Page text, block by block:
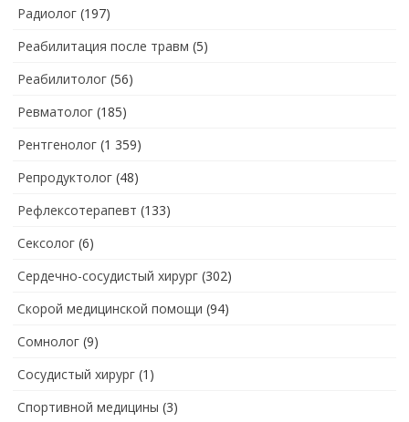
Радиолог (197)
Реабилитация после травм (5)
Реабилитолог (56)
Ревматолог (185)
Рентгенолог (1 359)
Репродуктолог (48)
Рефлексотерапевт (133)
Сексолог (6)
Сердечно-сосудистый хирург (302)
Скорой медицинской помощи (94)
Сомнолог (9)
Сосудистый хирург (1)
Спортивной медицины (3)